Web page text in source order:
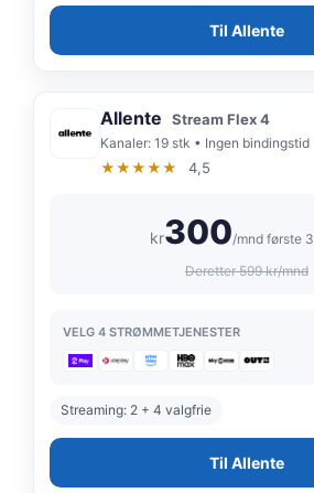
Til Allente
Allente Stream Flex 4
Kanaler: 19 stk • Ingen bindingstid
★★★★★ 4,5
kr300/mnd første
Deretter 599 kr/mnd
VELG 4 STRØMMETJENESTER
Streaming: 2 + 4 valgfrie
Til Allente